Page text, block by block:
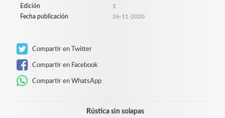
Edición
1
Fecha publicación
26-11-2020
Compartir en Twitter
Compartir en Facebook
Compartir en WhatsApp
Rústica sin solapas